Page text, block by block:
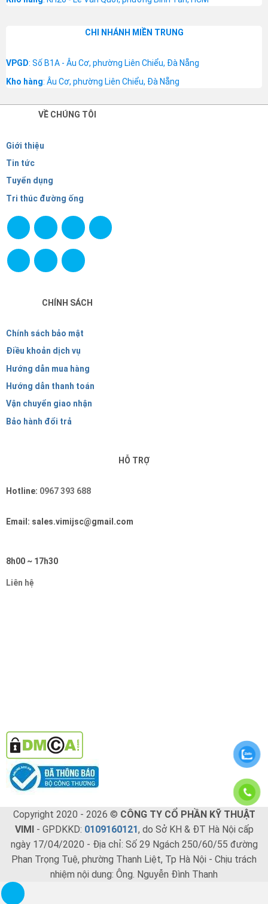
CHI NHÁNH MIỀN TRUNG
VPGD: Số B1A - Âu Cơ, phường Liên Chiểu, Đà Nẵng
Kho hàng: Âu Cơ, phường Liên Chiểu, Đà Nẵng
VỀ CHÚNG TÔI
Giới thiệu
Tin tức
Tuyển dụng
Tri thúc đường ống
CHÍNH SÁCH
Chính sách bảo mật
Điều khoản dịch vụ
Hướng dẫn mua hàng
Hướng dẫn thanh toán
Vận chuyển giao nhận
Bảo hành đổi trả
HỖ TRỢ
Hotline: 0967 393 688
Email: sales.vimijsc@gmail.com
8h00 ~ 17h30
Liên hệ
Copyright 2020 - 2026 © CÔNG TY CỔ PHẦN KỸ THUẬT
VIMI- GPDKKD: 0109160121, do Sở KH & ĐT Hà Nội cấp
ngày 17/04/2020 - Địa chỉ: Số 29 Ngách 250/60/55 đường
Phan Trọng Tuệ, phường Thanh Liệt, Tp Hà Nội - Chịu trách
nhiệm nội dung: Ông. Nguyễn Đình Thanh